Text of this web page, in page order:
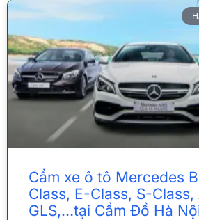
Cầm xe ô tô Mercedes
Class, E-Class, S-Class,
GLS,…tại Cầm Đồ Hà